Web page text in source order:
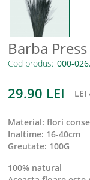
Barba
Cod produs:
29.90 LEI LEI
material: flori
inaltime: 16-40cm
greutate: 100G
100% natural